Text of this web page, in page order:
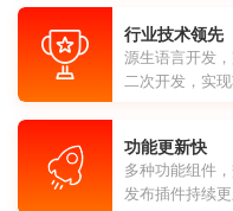
行业技术领先
源生语言开发
二次开发，实
功能更新快
多种功能组件
发布插件持续